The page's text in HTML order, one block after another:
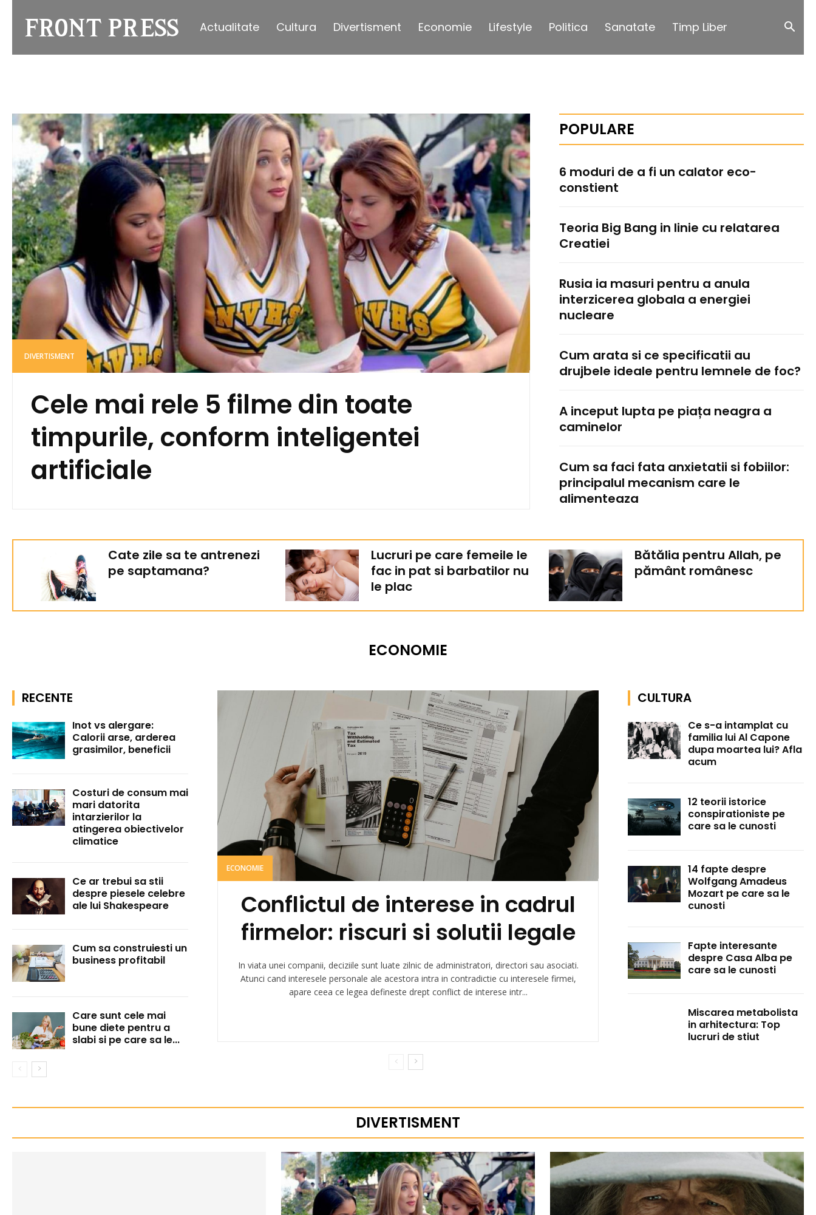
Front
Actualitate Cultura Divertisment Economie Lifestyle Politica Sanatate Timp Liber
DIVERTISMENT
Cele mai rele 5 filme din toate
timpurile, conform inteligentei
artificiale
POPULARE
6 moduri de a fi un calator eco-
constient
Teoria Big Bang in linie cu relatarea
Creatiei
Rusia ia masuri pentru a anula
interzicerea globala a energiei
nucleare
Cum arata si ce specificatii au
drujbele ideale pentru lemnele de foc?
A inceput lupta pe piața neagra a
caminelor
Cum sa faci fata anxietatii si fobiilor:
principalul mecanism care le
alimenteaza
Cate zile sa te antrenezi
pe saptamana?
Lucruri pe care femeile le
fac in pat si barbatilor nu
le plac
Bătălia pentru Allah, pe
pământ românesc
ECONOMIE
RECENTE
Inot vs alergare:
Calorii arse, arderea
grasimilor, beneficii
Costuri de consum mai
mari datorita
intarzierilor la
atingerea obiectivelor
climatice
Ce ar trebui sa stii
despre piesele celebre
ale lui Shakespeare
Cum sa construiesti un
business profitabil
Care sunt cele mai
bune diete pentru a
slabi si pe care sa le...
ECONOMIE
Conflictul de interese in cadrul
firmelor: riscuri si solutii legale
In viata unei companii, deciziile sunt luate zilnic de administratori, directori sau asociati.
Atunci cand interesele personale ale acestora intra in contradictie cu interesele firmei,
apare ceea ce legea defineste drept conflict de interese intr...
CULTURA
Ce s-a intamplat cu
familia lui Al Capone
dupa moartea lui? Afla
acum
12 teorii istorice
conspirationiste pe
care sa le cunosti
14 fapte despre
Wolfgang Amadeus
Mozart pe care sa le
cunosti
Fapte interesante
despre Casa Alba pe
care sa le cunosti
Miscarea metabolista
in arhitectura: Top
lucruri de stiut
DIVERTISMENT